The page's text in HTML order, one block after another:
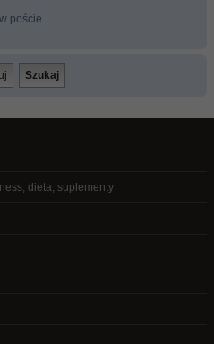
poście
dieta, suplementy